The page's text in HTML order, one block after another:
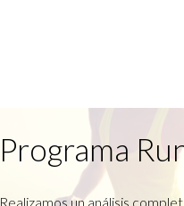
Programa
Realizamos un análisis